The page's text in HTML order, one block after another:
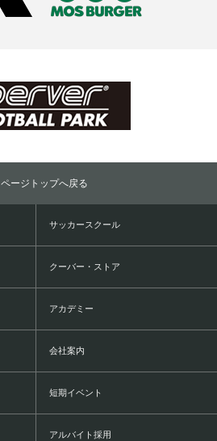
ページトップへ戻る
サッカースクール
クーバー・ストア
アカデミー
会社案内
短期イベント
アルバイト採用